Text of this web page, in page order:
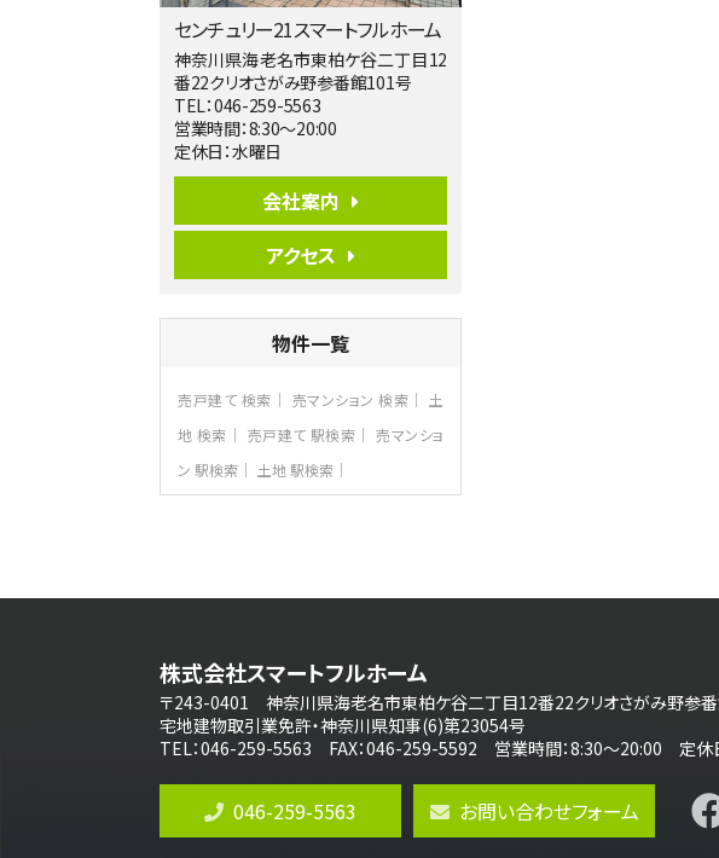
バ19分・歩8分
開放感があり日当たり良好な南西・北西角
地区画。 …
第6位
3,680万円
4ＳＬＤＫ
リビングダイニング部分の床暖房完備 車
並列2台駐…
4ＬＤＫ
さがみ野駅
る広さ…
第8位
3,598万円
4ＬＤＫ
4ＬＤＫ
桜ヶ丘駅
バ14分 ・歩4分
LDK約20帖とゆとりある広さ！WIC、SIC
の…
3,990万円
センチュリー21スマートフルホーム
神奈川県海老名市東柏ケ谷二丁目12
番22クリオさがみ野参番館101号
TEL：046-259-5563
営業時間：8:30～20:00
定休日：水曜日
会社案内
アクセス
物件一覧
売戸建て 検索 売マンション 検索
土
地 検索
売戸建て 駅検索
売マンショ
ン 駅検索
土地 駅検索
株式会社スマートフルホーム
〒243-0401 神奈川県海老名市東柏ケ谷二丁目12番22クリオさがみ野参
宅地建物取引業免許・神奈川県知事(6)第23054号
TEL：046-259-5563 FAX：046-259-5592 営業時間：8:30～20:00 定休
046-259-5563 お問い合わせフォーム